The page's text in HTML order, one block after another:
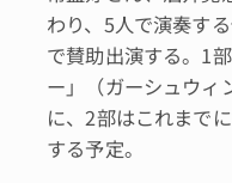
わり、5人で演奏す
で賛助出演する。1
ー」（ガーシュウィ
に、2部はこれまで
する予定。